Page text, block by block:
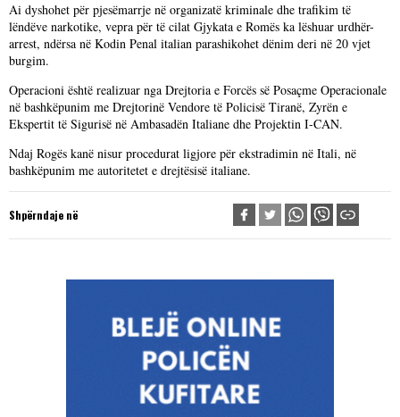
Ai dyshohet për pjesëmarrje në organizatë kriminale dhe trafikim të
lëndëve narkotike, vepra për të cilat Gjykata e Romës ka lëshuar urdhër-
arrest, ndërsa në Kodin Penal italian parashikohet dënim deri në 20 vjet
burgim.
Operacioni është realizuar nga Drejtoria e Forcës së Posaçme Operacionale
në bashkëpunim me Drejtorinë Vendore të Policisë Tiranë, Zyrën e
Ekspertit të Sigurisë në Ambasadën Italiane dhe Projektin I-CAN.
Ndaj Rogës kanë nisur procedurat ligjore për ekstradimin në Itali, në
bashkëpunim me autoritetet e drejtësisë italiane.
Shpërndaje në